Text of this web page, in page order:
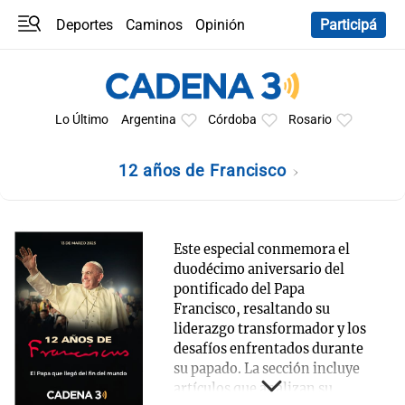
Deportes Caminos
Opinión
Participá
Lo Último Argentina Córdoba Rosario
12 años de Francisco
Este especial conmemora el
duodécimo aniversario del
pontificado del Papa
Francisco, resaltando su
liderazgo transformador y los
desafíos enfrentados durante
su papado. La sección incluye
artículos que analizan su